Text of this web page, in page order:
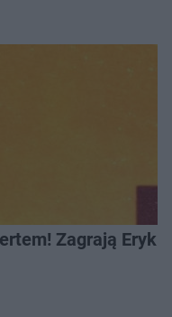
Zagrają Eryk